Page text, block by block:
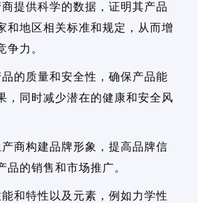
提供科学的数据，证明其产品
和地区相关标准和规定，从而增
争力。
的质量和安全性，确保产品能
，同时减少潜在的健康和安全风
商构建品牌形象，提高品牌信
品的销售和市场推广。
和特性以及元素，例如力学性